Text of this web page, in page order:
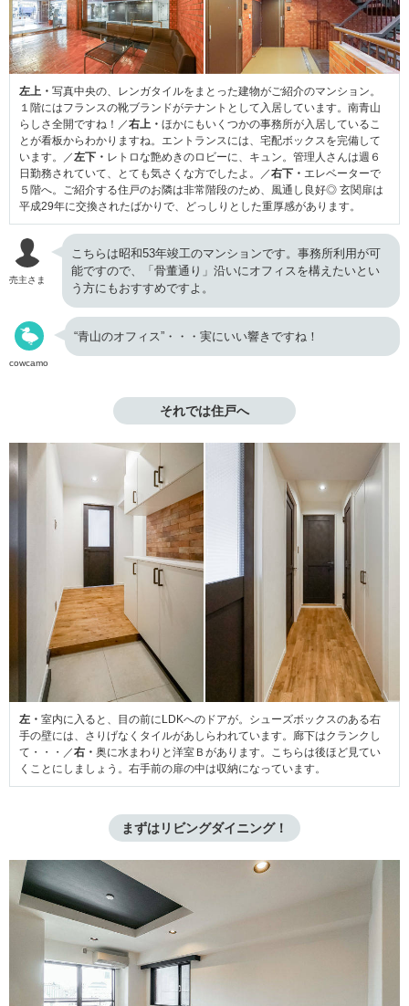
左上・ 写真中央の、レンガタイルをまとった建物がご紹介のマンション。
１階にはフランスの靴ブランドがテナントとして入居しています。南青山
らしさ全開ですね！／右上・ ほかにもいくつかの事務所が入居しているこ
とが看板からわかりますね。エントランスには、宅配ボックスを完備して
います。／左下・ レトロな艶めきのロビーに、キュン。管理人さんは週６
日勤務されていて、とても気さくな方でしたよ。／右下・ エレベーターで
５階へ。ご紹介する住戸のお隣は非常階段のため、風通し良好◎ 玄関扉は
平成29年に交換されたばかりで、どっしりとした重厚感があります。
売主さま
こちらは昭和53年竣工のマンションです。事務所利用が可
能ですので、「骨董通り」沿いにオフィスを構えたいとい
う方にもおすすめですよ。
cowcamo
“青山のオフィス”・・・実にいい響きですね！
それでは住戸へ
左・ 室内に入ると、目の前にLDKへのドアが。シューズボックスのある右
手の壁には、さりげなくタイルがあしらわれています。廊下はクランクし
て・・・／右・ 奥に水まわりと洋室Ｂがあります。こちらは後ほど見てい
くことにしましょう。右手前の扉の中は収納になっています。
まずはリビングダイニング！